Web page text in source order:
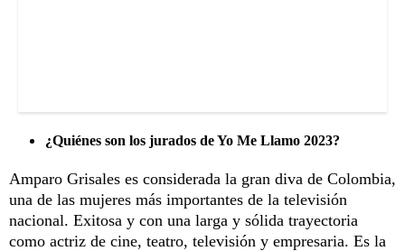
¿Quiénes son los jurados de Yo Me Llamo 2023?
Amparo Grisales es considerada la gran diva de Colombia,
una de las mujeres más importantes de la televisión
nacional. Exitosa y con una larga y sólida trayectoria
como actriz de cine, teatro, televisión y empresaria. Es la